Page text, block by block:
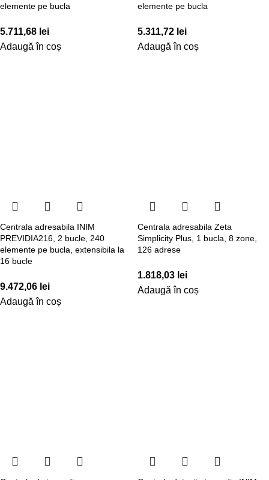
elemente pe bucla
5.711,68 lei
Adaugă în coș
elemente pe bucla
5.311,72 lei
Adaugă în coș
Centrala adresabila INIM
PREVIDIA216, 2 bucle, 240
elemente pe bucla, extensibila la
16 bucle
9.472,06 lei
Adaugă în coș
Centrala adresabila Zeta
Simplicity Plus, 1 bucla, 8 zone,
126 adrese
1.818,03 lei
Adaugă în coș